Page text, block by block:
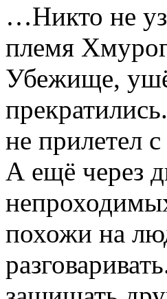
…Никто не
племя
Убежище,
не прилетел
А ещё через
похожи на